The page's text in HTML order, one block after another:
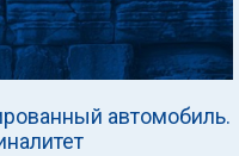
автомобиль.